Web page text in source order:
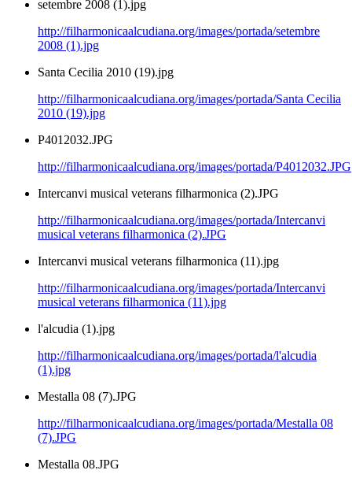
setembre 2008 (1).jpg
http://filharmonicaalcudiana.org/images/portada/setembre
2008 (1).jpg
Santa Cecilia 2010 (19).jpg
http://filharmonicaalcudiana.org/images/portada/Santa Cecilia
2010 (19).jpg
P4012032.JPG
http://filharmonicaalcudiana.org/images/portada/P4012032.JPG
Intercanvi musical veterans filharmonica (2).JPG
http://filharmonicaalcudiana.org/images/portada/Intercanvi
musical veterans filharmonica (2).JPG
Intercanvi musical veterans filharmonica (11).jpg
http://filharmonicaalcudiana.org/images/portada/Intercanvi
musical veterans filharmonica (11).jpg
l'alcudia (1).jpg
http://filharmonicaalcudiana.org/images/portada/l'alcudia
(1).jpg
Mestalla 08 (7).JPG
http://filharmonicaalcudiana.org/images/portada/Mestalla 08
(7).JPG
Mestalla 08.JPG